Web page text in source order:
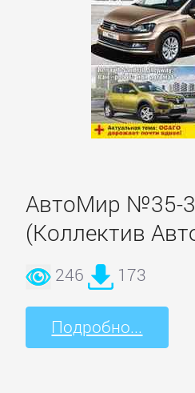
АвтоМир №35-
(Коллектив
246 173
Подробно...
животные
Развлечения
Огород
Сделай
Сам